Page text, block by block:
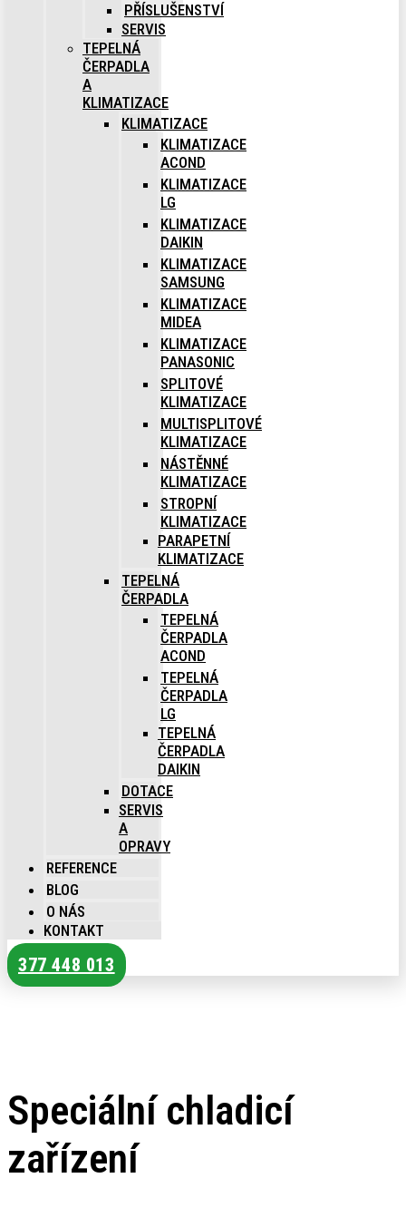
PŘÍSLUŠENSTVÍ
SERVIS
TEPELNÁ
ČERPADLA
A
KLIMATIZACE
KLIMATIZACE
KLIMATIZACE
ACOND
KLIMATIZACE
LG
KLIMATIZACE
DAIKIN
KLIMATIZACE
SAMSUNG
KLIMATIZACE
MIDEA
KLIMATIZACE
PANASONIC
SPLITOVÉ
KLIMATIZACE
MULTISPLITOVÉ
KLIMATIZACE
NÁSTĚNNÉ
KLIMATIZACE
STROPNÍ
KLIMATIZACE
PARAPETNÍ
KLIMATIZACE
TEPELNÁ
ČERPADLA
TEPELNÁ
ČERPADLA
ACOND
TEPELNÁ
ČERPADLA
LG
TEPELNÁ
ČERPADLA
DAIKIN
DOTACE
SERVIS
A
OPRAVY
REFERENCE
BLOG
O NÁS
KONTAKT
377 448 013
Speciální chladicí
zařízení